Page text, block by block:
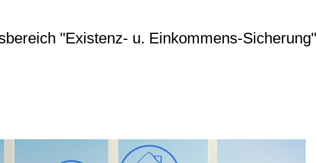
"Existenz- u. Einkommens-Sicherung"